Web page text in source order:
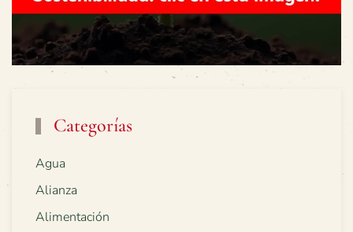
Categorías
Agua
Alianza
Alimentación